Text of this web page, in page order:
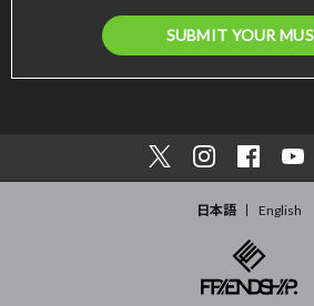
SUBMIT YOUR
日本語 English